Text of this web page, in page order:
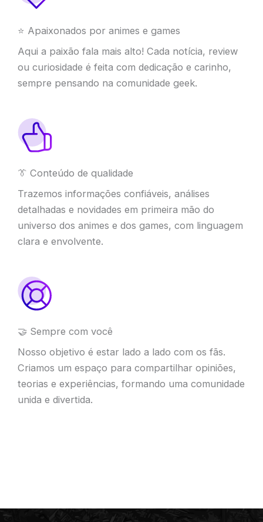
⭐ Apaixonados por animes e games
Aqui a paixão fala mais alto! Cada notícia, review
ou curiosidade é feita com dedicação e carinho,
sempre pensando na comunidade geek.
👔 Conteúdo de qualidade
Trazemos informações confiáveis, análises
detalhadas e novidades em primeira mão do
universo dos animes e dos games, com linguagem
clara e envolvente.
🤝 Sempre com você
Nosso objetivo é estar lado a lado com os fãs.
Criamos um espaço para compartilhar opiniões,
teorias e experiências, formando uma comunidade
unida e divertida.